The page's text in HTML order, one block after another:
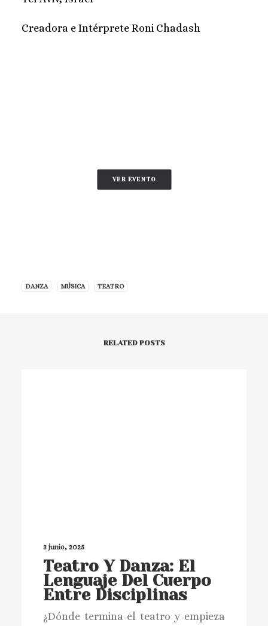
Creadora e Intérprete Roni Chadash
VER EVENTO
DANZA MÚSICA TEATRO
RELATED POSTS
3 junio, 2025
Teatro Y Danza: El
Lenguaje Del Cuerpo
Entre Disciplinas
¿Dónde termina el teatro y empieza